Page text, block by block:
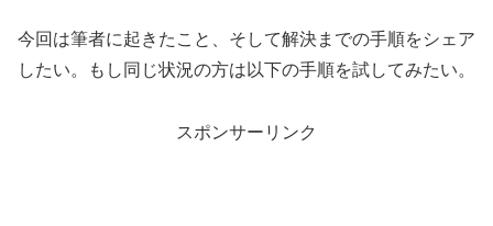
今回は筆者に起きたこと、そして解決までの手順をシェア
したい。もし同じ状況の方は以下の手順を試してみたい。
スポンサーリンク